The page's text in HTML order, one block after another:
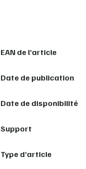
EAN de l’article
Date de publication
Date de disponibilité
Support
Type d’article